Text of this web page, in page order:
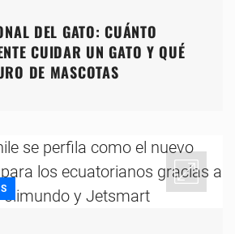
DEL GATO: CUÁNTO
CUIDAR UN GATO Y QUÉ
DE MASCOTAS